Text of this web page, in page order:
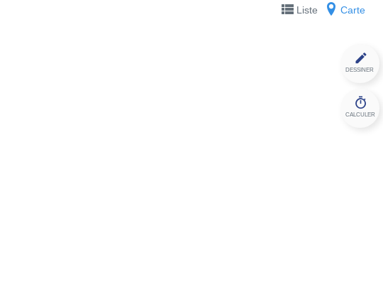
Liste Carte
DESSINER
CALCULER